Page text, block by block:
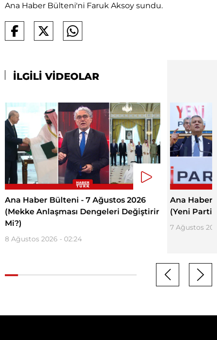
Ana Haber Bülteni'ni Faruk Aksoy sundu.
İLGİLİ VİDEOLAR
Ana Haber Bülteni - 7 Ağustos 2026
(Mekke Anlaşması Dengeleri Değiştirir
Mi?)
8 Ağustos 2026 - 02:24
Ana Haber
(Yeni Parti
7 Ağustos